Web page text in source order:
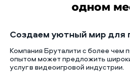
одном
Создаем уютный мир для
Компания Бруталити с более чем
опытом может предложить
услуг в видеоигровой индустрии.